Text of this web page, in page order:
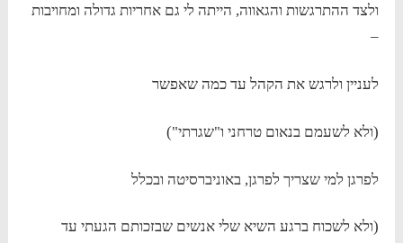
ולצד ההתרגשות והגאווה, הייתה לי גם אחריות גדולה ומחויבות
–
לעניין ולרגש את הקהל עד כמה שאפשר
(ולא לשעמם בנאום טרחני ו"שגרתי")
לפרגן למי שצריך לפרגן, באוניברסיטה ובכלל
(ולא לשכוח ברגע השיא שלי אנשים שבזכותם הגעתי עד